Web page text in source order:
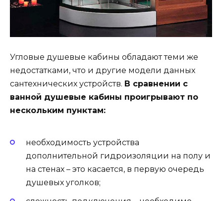
Угловые душевые кабины обладают теми же
недостатками, что и другие модели данных
сантехнических устройств. В сравнении с
ванной душевые кабины проигрывают по
нескольким пунктам:
необходимость устройства
дополнительной гидроизоляции на полу и
на стенах – это касается, в первую очередь
душевых уголков;